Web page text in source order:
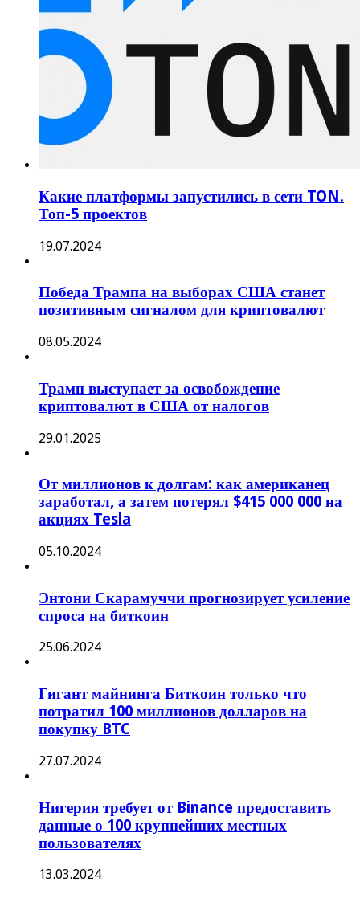
Какие платформы запустились в сети TON.
Топ-5 проектов
19.07.2024
Победа Трампа на выборах США станет
позитивным сигналом для криптовалют
08.05.2024
Трамп выступает за освобождение
криптовалют в США от налогов
29.01.2025
От миллионов к долгам: как американец
заработал, а затем потерял $415 000 000 на
акциях Tesla
05.10.2024
Энтони Скарамуччи прогнозирует усиление
спроса на биткоин
25.06.2024
Гигант майнинга Биткоин только что
потратил 100 миллионов долларов на
покупку BTC
27.07.2024
Нигерия требует от Binance предоставить
данные о 100 крупнейших местных
пользователях
13.03.2024